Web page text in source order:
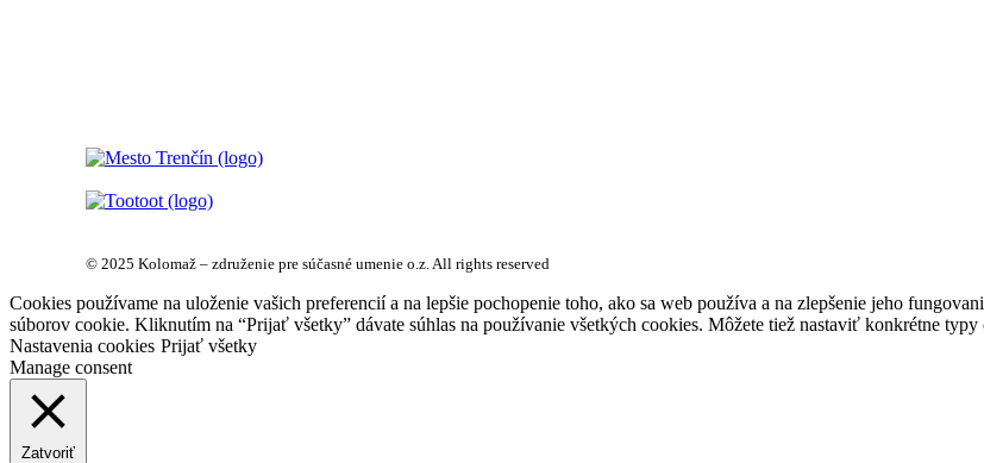
© 2025 Kolomaž – združenie pre súčasné umenie o.z. All rights reserved
Cookies používame na uloženie vašich preferencií a na lepšie pochopenie toho, ako sa web používa a na zlepšenie jeho
súborov cookie. Kliknutím na “Prijať všetky” dávate súhlas na používanie všetkých cookies. Môžete tiež nastaviť konkrétne
Nastavenia cookies Prijať všetky
Manage consent
Zatvoriť